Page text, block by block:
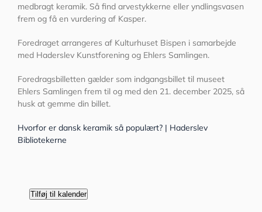
medbragt keramik. Så find arvestykkerne eller yndlingsvasen
frem og få en vurdering af Kasper.
Foredraget arrangeres af Kulturhuset Bispen i samarbejde
med Haderslev Kunstforening og Ehlers Samlingen.
Foredragsbilletten gælder som indgangsbillet til museet
Ehlers Samlingen frem til og med den 21. december 2025, så
husk at gemme din billet.
Hvorfor er dansk keramik så populært? | Haderslev
Bibliotekerne
Tilføj til kalender